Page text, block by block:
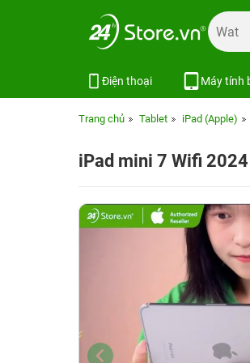
Điện thoại Máy tính
Trang chủ Tablet iPad (Apple)
iPad mini 7 Wifi